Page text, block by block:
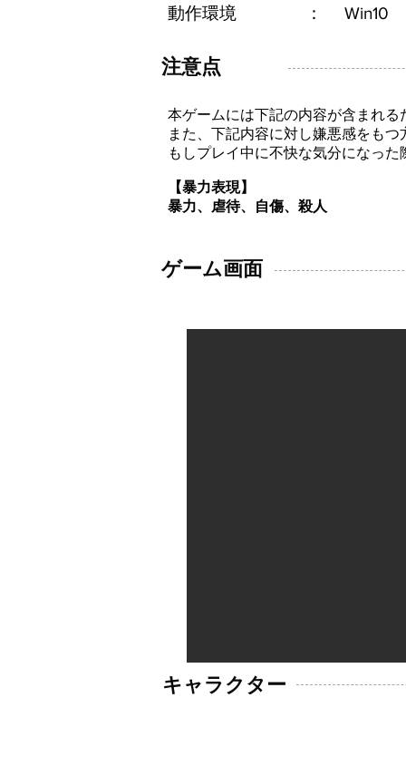
​注意点
動作環境 ： Win10
本ゲームには下記の内容が含まれ
また、下記内容に対し嫌悪感をも
もしプレイ中に不快な気分になっ
【暴力表現】
暴力、虐待、自傷、殺人
​ゲーム画面
​キャラクター